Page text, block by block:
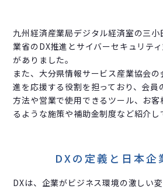
九州経済産業局デジタル経済室の三
業省のDX推進とサイバーセキュリテ
がありました。
また、大分県情報サービス産業協会
進を応援する役割を担っており、会員
方法や営業で使用できるツール、お
るような施策や補助金制度など紹介し
DXの定義と日本企
DXは、企業がビジネス環境の激しい